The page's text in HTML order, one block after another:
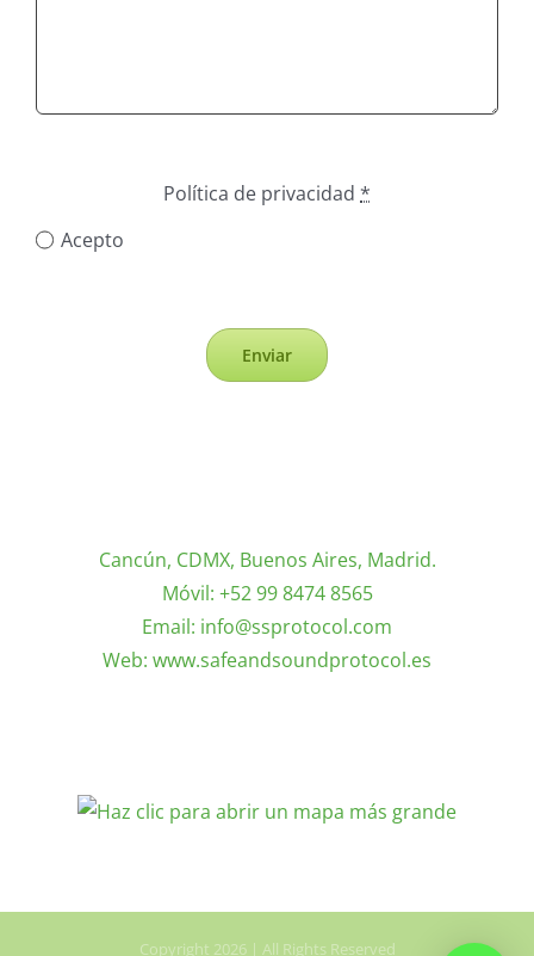
Política de privacidad *
Acepto
Enviar
Cancún, CDMX, Buenos Aires, Madrid.
Móvil: +52 99 8474 8565
Email: info@ssprotocol.com
Web: www.safeandsoundprotocol.es
Copyright 2026 | All Rights Reserved